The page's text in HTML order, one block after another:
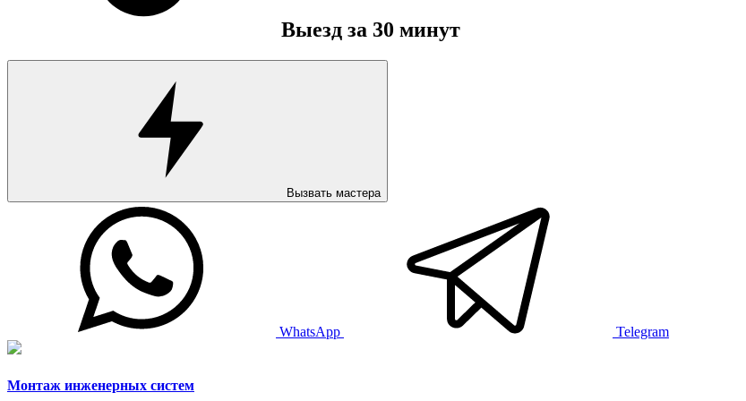
Выезд за 30 минут
Вызвать мастера
WhatsApp Telegram
Монтаж инженерных систем